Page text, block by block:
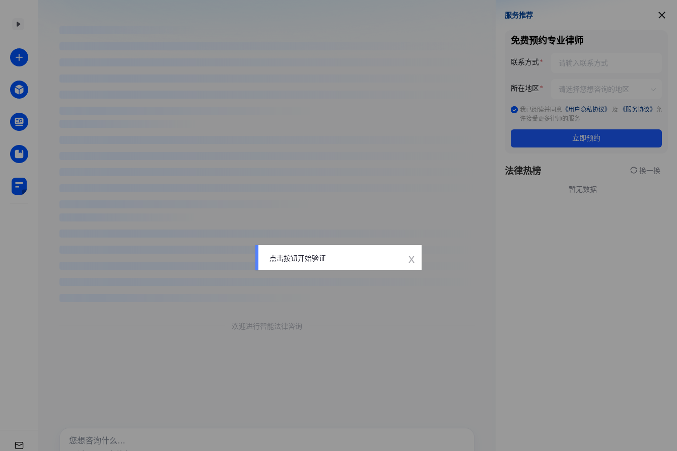
欢迎进行智能法律咨询
服务推荐
服务推荐
免费预约专业律师
联系方式
所在地区
我已阅读并同意 《用户隐私协议》 及 《服务协议》 允
许接受更多律师的服务
立即预约
法律热榜 换一换
暂无数据
点击按钮开始验证 x